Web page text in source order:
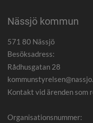
Nässjö kommun
571 80 Nässjö
Besöksadress:
Rådhusgatan 28
Kontakt vid ärenden som
Organisationsnummer: